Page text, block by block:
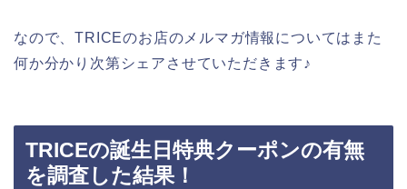
なので、TRICEのお店のメルマガ情報についてはまた
何か分かり次第シェアさせていただきます♪
TRICEの誕生日特典クーポンの有無
を調査した結果！